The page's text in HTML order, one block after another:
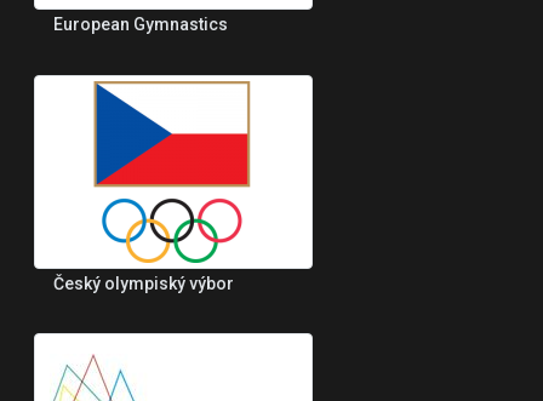
European Gymnastics
Český olympiský výbor